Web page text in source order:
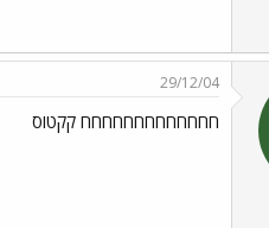
29/12/04
חחחחחחחחחחחחח קקטוס